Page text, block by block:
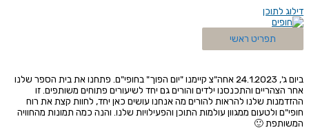
דילוג לתוכן
תפריט ראשי
ביום ג', 24.1.2023 אחה"צ קיימנו "יום הפוך" בחופי"ם. פתחנו את בית הספר שלנו
אחר הצהריים והתכנסנו ילדים והורים גם יחד לשיעורים פתוחים משותפים. זו
ההזדמנות שלנו להראות להורים מה אנחנו עושים כאן יחד, לחוות קצת את רוח
חופי"ם ולטעום ממגוון עולמות התוכן והפעילויות שלנו. והנה כמה תמונות מהחוויה
המשותפת 🙂